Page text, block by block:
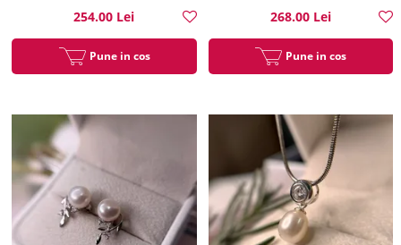
254.00 Lei
Pune in cos
268.00 Lei
Pune in cos